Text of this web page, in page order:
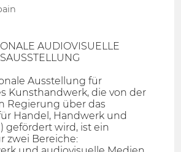
AUDIOVISUELLE
Ausstellung für
Kunsthandwerk, die von der
Regierung über das
Handel, Handwerk und
gefördert wird, ist ein
zwei Bereiche: